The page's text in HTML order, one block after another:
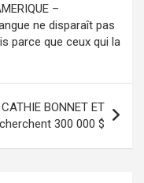
–
ne disparaît pas
parce que ceux qui la
CATHIE BONNET ET
300 000 $